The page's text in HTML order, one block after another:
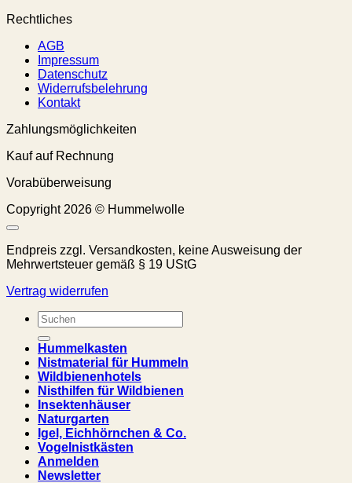
Rechtliches
AGB
Impressum
Datenschutz
Widerrufsbelehrung
Kontakt
Zahlungsmöglichkeiten
Kauf auf Rechnung
Vorabüberweisung
Copyright 2026 © Hummelwolle
Endpreis zzgl. Versandkosten, keine Ausweisung der
Mehrwertsteuer gemäß § 19 UStG
Vertrag widerrufen
Suchen
nach:
Hummelkasten
Nistmaterial für Hummeln
Wildbienenhotels
Nisthilfen für Wildbienen
Insektenhäuser
Naturgarten
Igel, Eichhörnchen & Co.
Vogelnistkästen
Anmelden
Newsletter